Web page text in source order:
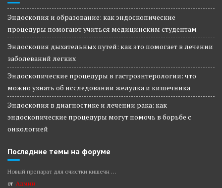
Эндоскопия и образование: как эндоскопические
процедуры помогают учиться медицинским студентам
Эндоскопия дыхательных путей: как это помогает в лечении
заболеваний легких
Эндоскопические процедуры в гастроэнтерологии: что
можно узнать об исследовании желудка и кишечника
Эндоскопия в диагностике и лечении рака: как
эндоскопические процедуры могут помочь в борьбе с
онкологией
Последние темы на форуме
Новый препарат для очистки кишечн …
от Админ